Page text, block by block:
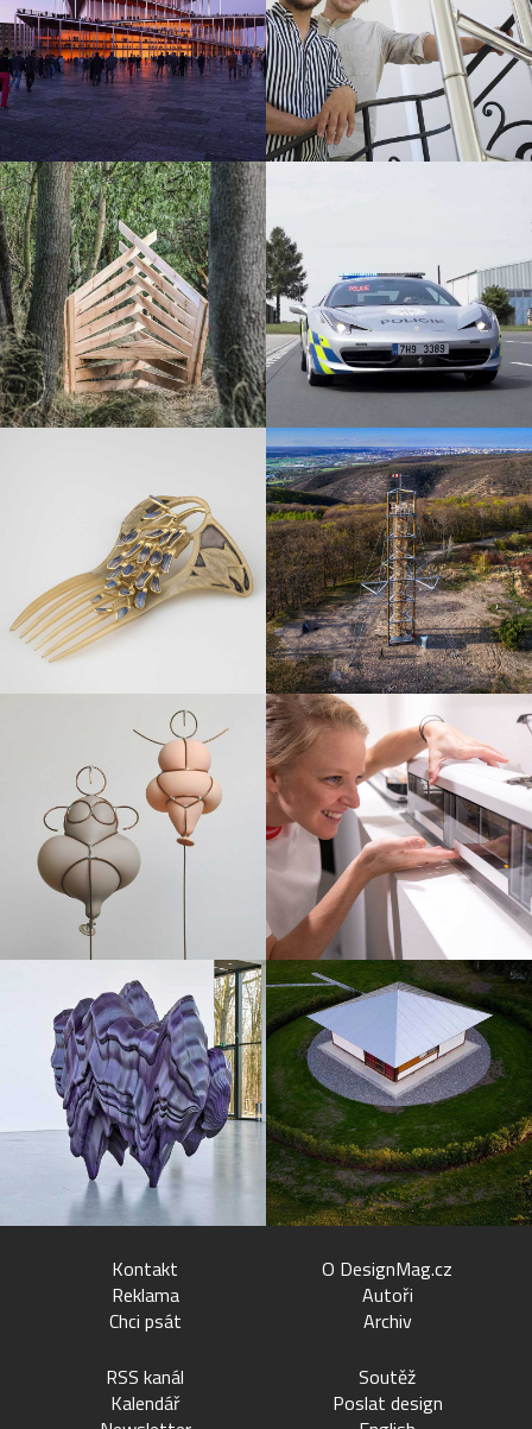
Kontakt
Reklama
Chci psát
O DesignMag.cz
Autoři
Archiv
RSS kanál
Kalendář
Soutěž
Poslat design